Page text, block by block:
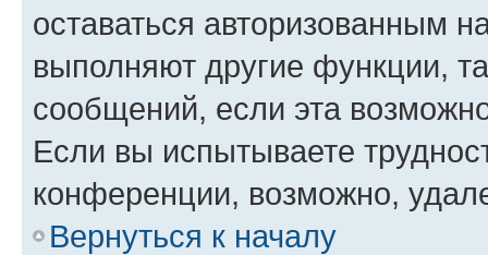
оставаться авторизованным
выполняют другие функции,
сообщений, если эта
Если вы испытываете
конференции, возможно,
Вернуться к началу